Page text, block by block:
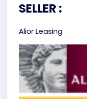
SELLER :
Alior Leasing